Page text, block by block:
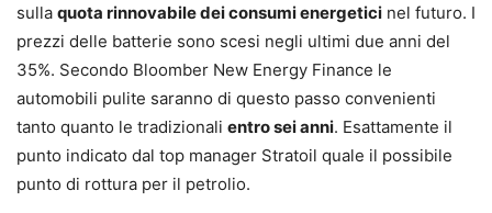
sulla quota rinnovabile dei consumi energetici nel futuro. I
prezzi delle batterie sono scesi negli ultimi due anni del
35%. Secondo Bloomber New Energy Finance le
automobili pulite saranno di questo passo convenienti
tanto quanto le tradizionali entro sei anni. Esattamente il
punto indicato dal top manager Stratoil quale il possibile
punto di rottura per il petrolio.